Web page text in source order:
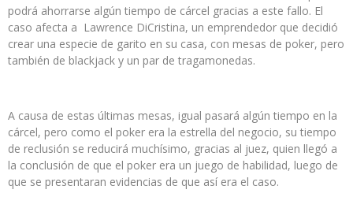
podrá ahorrarse algún tiempo de cárcel gracias a este fallo. El
caso afecta a Lawrence DiCristina, un emprendedor que decidió
crear una especie de garito en su casa, con mesas de poker, pero
también de blackjack y un par de tragamonedas.
A causa de estas últimas mesas, igual pasará algún tiempo en la
cárcel, pero como el poker era la estrella del negocio, su tiempo
de reclusión se reducirá muchísimo, gracias al juez, quien llegó a
la conclusión de que el poker era un juego de habilidad, luego de
que se presentaran evidencias de que así era el caso.